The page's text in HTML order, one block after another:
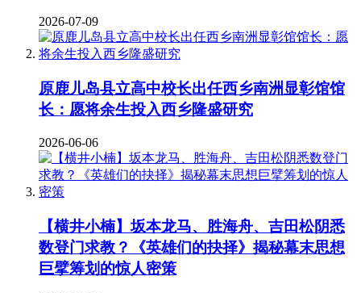
2026-07-09
原鹿儿岛县立高中校长出任西乡南洲显彰馆馆
长：愿将余生投入西乡隆盛研究
2026-06-06
【横井小楠】坂本龙马、胜海舟、吉田松阴悉
数登门求教？《英雄们的抉择》揭秘幕末思想
巨擘筹划的惊人密策